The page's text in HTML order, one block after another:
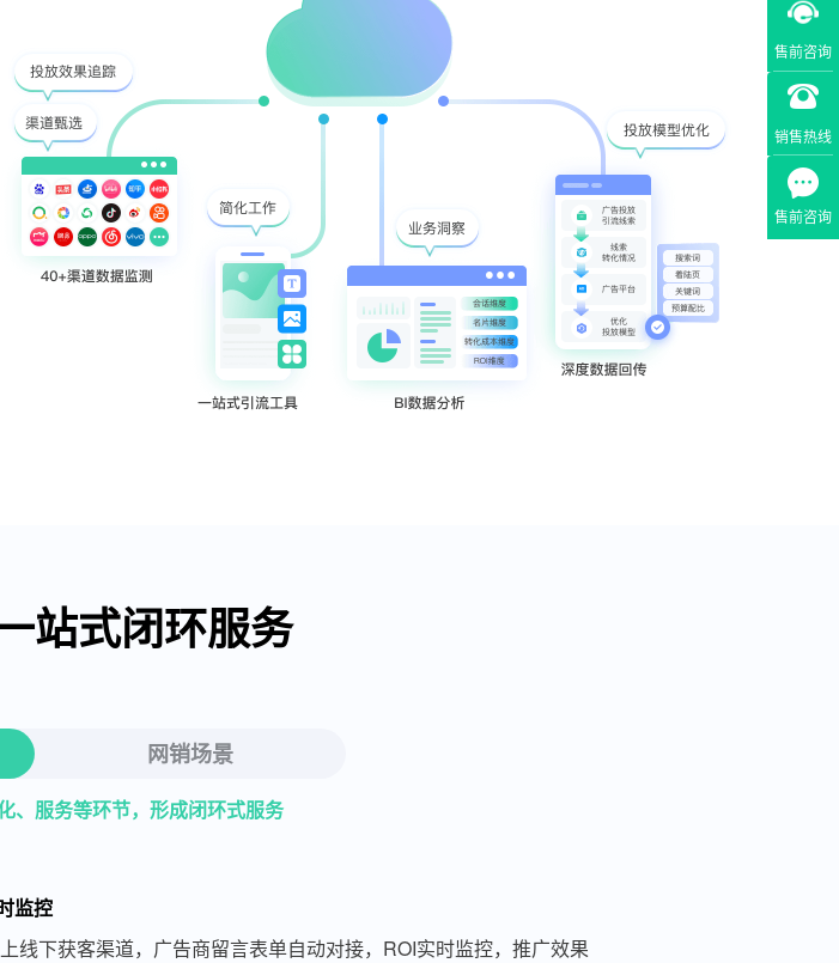
售前咨询
销售热线
售前咨询
站式闭环服务
网销场景
、服务等环节，形成闭环式服务
监控
线下获客渠道，广告商留言表单自动对接，ROI实时监控，推广效果